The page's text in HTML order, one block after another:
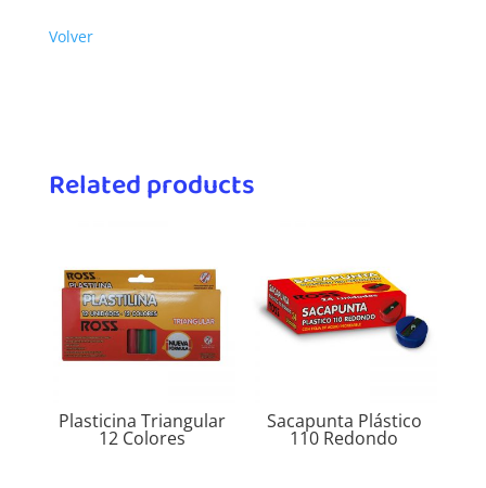
Volver
Related products
Plasticina Triangular
12 Colores
Sacapunta Plástico
110 Redondo